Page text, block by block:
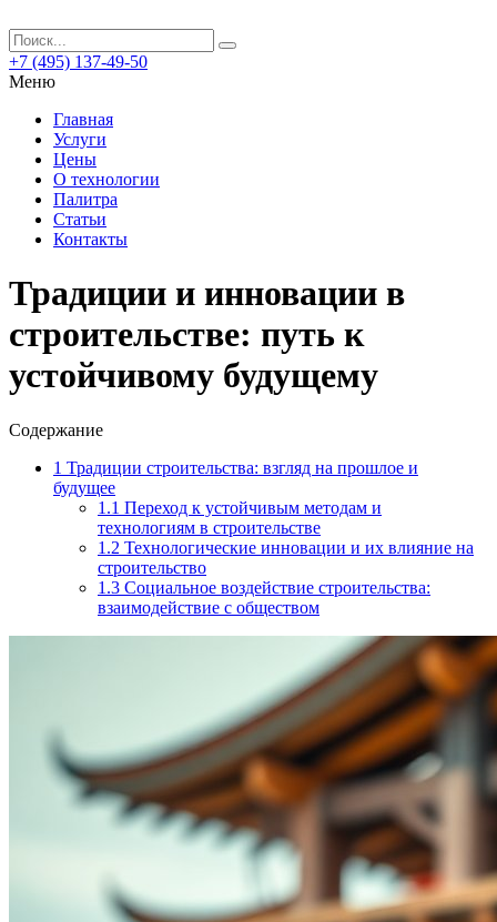
+7 (495) 137-49-50
Меню
Главная
Услуги
Цены
О технологии
Палитра
Статьи
Контакты
Традиции и инновации в
строительстве: путь к
устойчивому будущему
Содержание
1 Традиции строительства: взгляд на прошлое и
будущее
1.1 Переход к устойчивым методам и
технологиям в строительстве
1.2 Технологические инновации и их влияние на
строительство
1.3 Социальное воздействие строительства:
взаимодействие с обществом